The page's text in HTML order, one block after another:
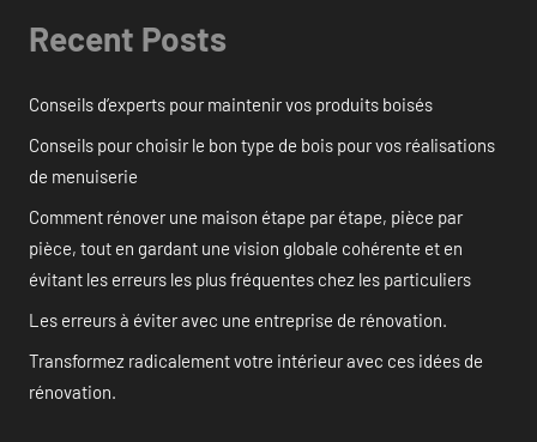
Recent Posts
Conseils d’experts pour maintenir vos produits boisés
Conseils pour choisir le bon type de bois pour vos réalisations
de menuiserie
Comment rénover une maison étape par étape, pièce par
pièce, tout en gardant une vision globale cohérente et en
évitant les erreurs les plus fréquentes chez les particuliers
Les erreurs à éviter avec une entreprise de rénovation.
Transformez radicalement votre intérieur avec ces idées de
rénovation.